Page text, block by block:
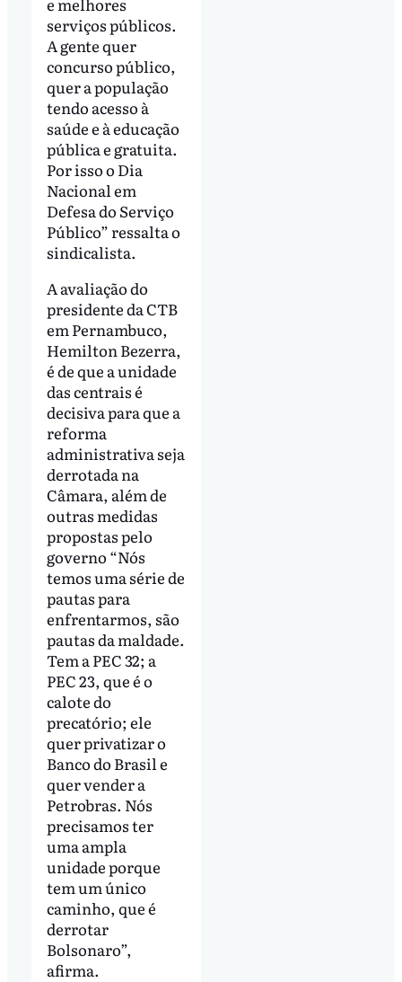
serviços públicos.
A gente quer
concurso público,
quer a população
tendo acesso à
saúde e à educação
pública e gratuita.
Por isso o Dia
Nacional em
Defesa do Serviço
Público” ressalta o
sindicalista.
A avaliação do
presidente da CTB
em Pernambuco,
Hemilton Bezerra,
é de que a unidade
das centrais é
decisiva para que a
reforma
administrativa seja
derrotada na
Câmara, além de
outras medidas
propostas pelo
governo “Nós
temos uma série de
pautas para
enfrentarmos, são
pautas da maldade.
Tem a PEC 32; a
PEC 23, que é o
calote do
precatório; ele
quer privatizar o
Banco do Brasil e
quer vender a
Petrobras. Nós
precisamos ter
uma ampla
unidade porque
tem um único
caminho, que é
derrotar
Bolsonaro”,
afirma.